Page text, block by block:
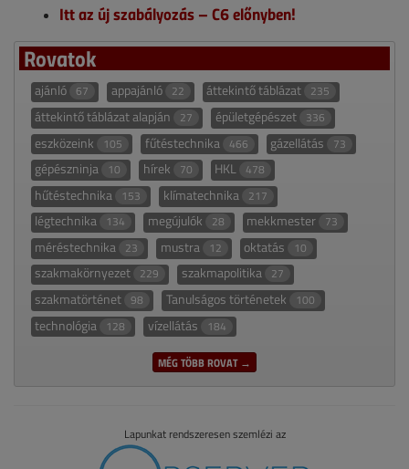
Itt az új szabályozás – C6 előnyben!
Rovatok
ajánló 67 appajánló 22 áttekintő táblázat 235
áttekintő táblázat alapján 27 épületgépészet 336
eszközeink 105 fűtéstechnika 466 gázellátás 73
gépészninja 10 hírek 70 HKL 478
hűtéstechnika 153 klímatechnika 217
légtechnika 134 megújulók 28 mekkmester 73
méréstechnika 23 mustra 12 oktatás 10
szakmakörnyezet 229 szakmapolitika 27
szakmatörténet 98 Tanulságos történetek 100
technológia 128 vízellátás 184
MÉG TÖBB ROVAT →
Lapunkat rendszeresen szemlézi az